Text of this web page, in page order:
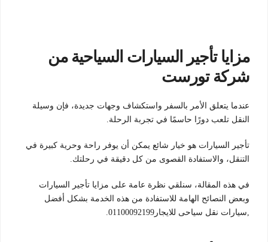
مزايا تأجير السيارات السياحية من
شركة تورست
عندما يتعلق الأمر بالسفر واستكشاف وجهات جديدة، فإن وسيلة
النقل تلعب دورًا حاسمًا في تجربة الرحلة.
تأجير السيارات هو خيار شائع يمكن أن يوفر راحة وحرية كبيرة في
التنقل، والاستفادة القصوى من كل دقيقة في رحلتك.
في هذه المقالة، سنلقي نظرة عامة على مزايا تأجير السيارات
وبعض النصائح الهامة للاستفادة من هذه الخدمة بشكل أفضل
,سيارات نقل سياحى للايجار01100092199.